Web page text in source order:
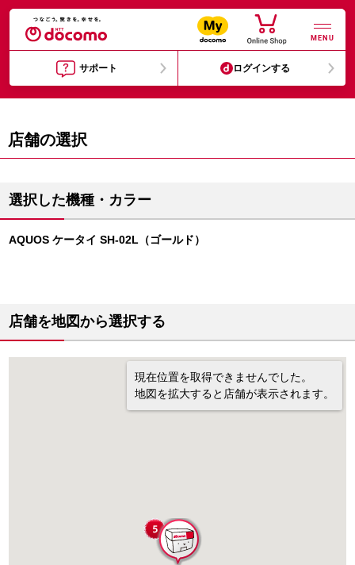
MENU
サポート ログインする
店舗の選択
選択した機種・カラー
AQUOS ケータイ SH-02L（ゴールド）
店舗を地図から選択する
現在位置を取得できませんでした。
地図を拡大すると店舗が表示されます。